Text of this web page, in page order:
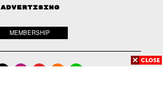
ADVERTISING
MEMBERSHIP